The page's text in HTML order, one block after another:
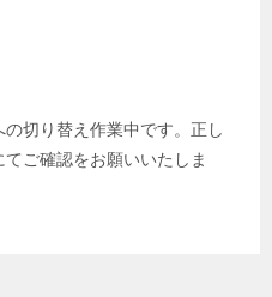
切り替え作業中です。正し
ご確認をお願いいたしま